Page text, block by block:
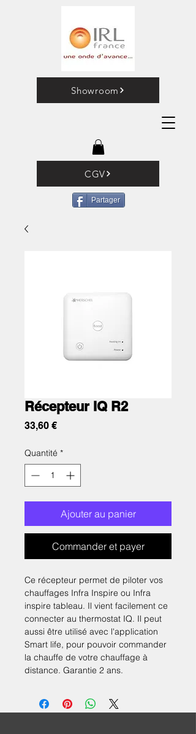
Showroom
CGV
Partager
Récepteur IQ R2
33,60 €Prix
Quantité *
Ajouter au panier
Commander et payer
Ce récepteur permet de piloter vos
chauffages Infra Inspire ou Infra
inspire tableau. Il vient facilement ce
connecter au thermostat IQ. Il peut
aussi être utilisé avec l'application
Smart life, pour pouvoir commander
la chauffe de votre chauffage à
distance. Garantie 2 ans.